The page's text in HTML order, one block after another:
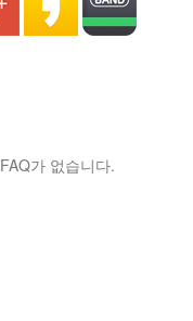
FAQ가 없습니다.